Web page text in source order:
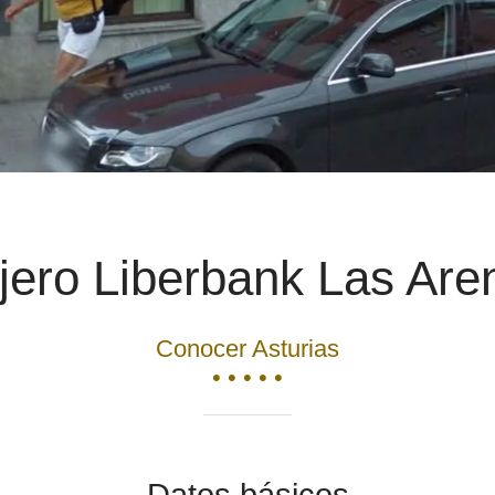
Liberbank Las
Conocer Asturias
• • • • •